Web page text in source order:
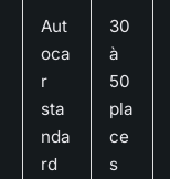
Aut
oca
r
sta
nda
rd
30
à
50
pla
ce
s